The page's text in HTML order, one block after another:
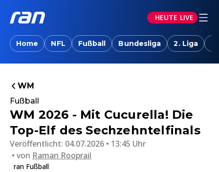
HEUTE LIVE
Home NFL Fußball Bundesliga 2. Liga
WM
Fußball
WM 2026 - Mit Cucurella! Die
Top-Elf des Sechzehntelfinals
Veröffentlicht: 04.07.2026 • 13:45 Uhr
von Raman Rooprail
ran Fußball